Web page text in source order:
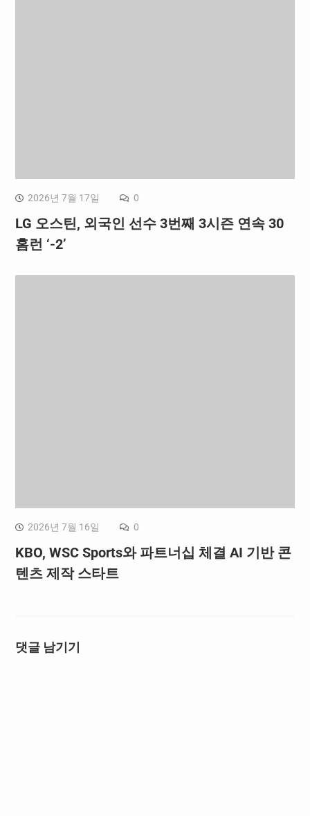
2026년 7월 17일 0
LG 오스틴, 외국인 선수 3번째 3시즌 연속 30
홈런 ‘-2’
2026년 7월 16일 0
KBO, WSC Sports와 파트너십 체결 AI 기반 콘
텐츠 제작 스타트
댓글 남기기